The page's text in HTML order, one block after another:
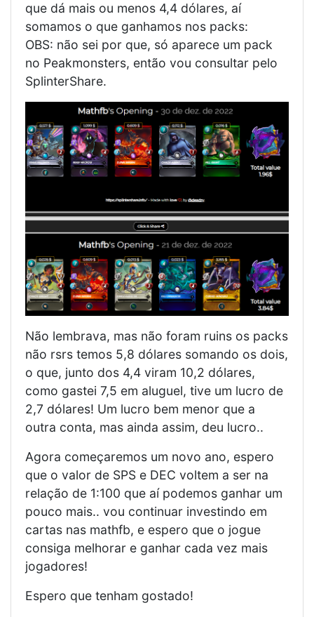
que dá mais ou menos 4,4 dólares, aí
somamos o que ganhamos nos packs:
OBS: não sei por que, só aparece um pack
no Peakmonsters, então vou consultar pelo
SplinterShare.
Não lembrava, mas não foram ruins os packs
não rsrs temos 5,8 dólares somando os dois,
o que, junto dos 4,4 viram 10,2 dólares,
como gastei 7,5 em aluguel, tive um lucro de
2,7 dólares! Um lucro bem menor que a
outra conta, mas ainda assim, deu lucro..
Agora começaremos um novo ano, espero
que o valor de SPS e DEC voltem a ser na
relação de 1:100 que aí podemos ganhar um
pouco mais.. vou continuar investindo em
cartas nas mathfb, e espero que o jogue
consiga melhorar e ganhar cada vez mais
jogadores!
Espero que tenham gostado!